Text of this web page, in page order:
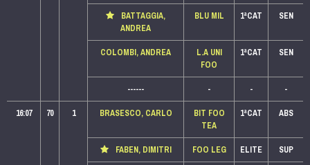
BATTAGGIA,
ANDREA
BLU MIL 1ªCAT SEN
COLOMBI, ANDREA
L.A UNI
FOO
1ªCAT SEN
------ - -
-
16:07
70 1 BRASESCO, CARLO
BIT FOO
TEA
1ªCAT ABS
FABEN, DIMITRI FOO LEG ELITE
SUP